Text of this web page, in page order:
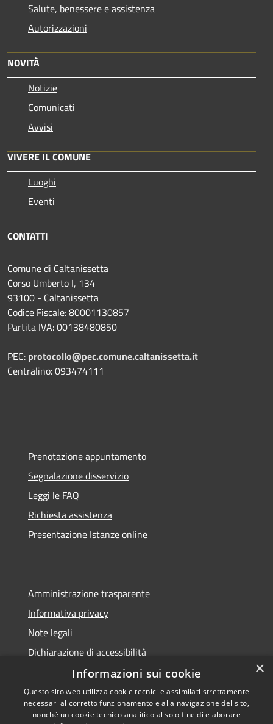
Salute, benessere e assistenza
Autorizzazioni
NOVITÀ
Notizie
Comunicati
Avvisi
VIVERE IL COMUNE
Luoghi
Eventi
CONTATTI
Comune di Caltanissetta
Corso Umberto I, 134
93100 - Caltanissetta
Codice Fiscale: 80001130857
Partita IVA: 00138480850
PEC: protocollo@pec.comune.caltanissetta.it
Centralino: 093474111
Prenotazione appuntamento
Segnalazione disservizio
Leggi le FAQ
Richiesta assistenza
Presentazione Istanze online
Amministrazione trasparente
Informativa privacy
Note legali
Dichiarazione di accessibilità
Copyright © 2026 • Comune di
×
Informazioni sui cookie
Questo sito web utilizza cookie tecnici e assimilati strettamente
necessari al corretto funzionamento e alla navigazione del sito,
nonché un cookie tecnico analitico al solo fine di elaborare